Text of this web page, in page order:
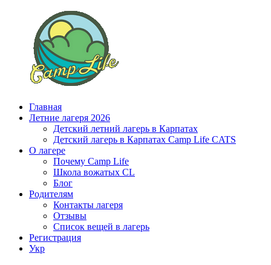
Главная
Летние лагеря 2026
Детский летний лагерь в Карпатах
Детский лагерь в Карпатах Сamp Life CATS
О лагере
Почему Camp Life
Школа вожатых CL
Блог
Родителям
Контакты лагеря
Отзывы
Список вещей в лагерь
Регистрация
Укр